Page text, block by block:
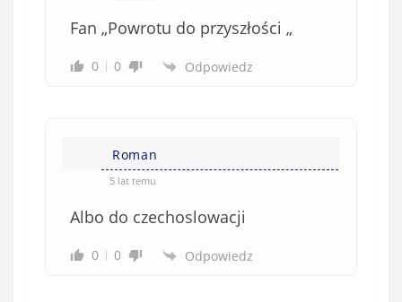
Fan „Powrotu do przyszłości „
0 0 Odpowiedz
Roman
5 lat temu
Albo do czechoslowacji
0 0 Odpowiedz